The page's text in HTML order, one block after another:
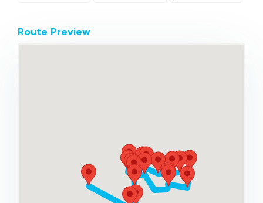
Route Preview